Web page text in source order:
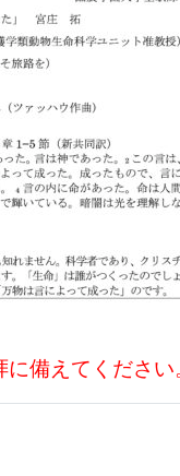
に備えてください